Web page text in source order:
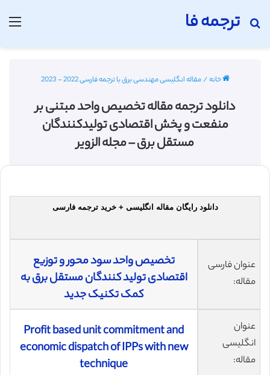
ترجمه فا
جستجو برای
خانه/مقاله انگلیسی مهندسی برق با ترجمه فارسی 2022 - 2023
دانلود ترجمه مقاله تخصیص واحد مبتنی بر
منفعت و پخش اقتصادی تولید‌کنندگان
مستقل برق – مجله الزویر
دانلود رایگان مقاله انگلیسی + خرید ترجمه فارسی
عنوان فارسی
مقاله:
تخصیص ‌واحد سود محور و توزیع
اقتصادی تولید‌ کنندگان مستقل برق به
کمک تکنیک جدید
عنوان
انگلیسی
مقاله:
Profit based unit commitment and
economic dispatch of IPPs with new
technique